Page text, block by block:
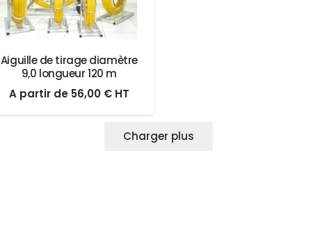
Aiguille de tirage diamètre
9,0 longueur 120 m
A partir de Le
prix
56,00 €Le
prix
actuel
HT
Charger plus